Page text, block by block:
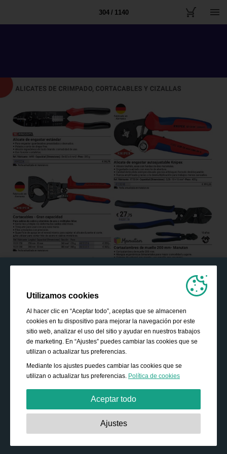
304 / 1140
Utilizamos cookies
Al hacer clic en “Aceptar todo”, aceptas que se almacenen
cookies en tu dispositivo para mejorar la navegación por este
sitio web, analizar el uso del sitio y ayudar en nuestros trabajos
de marketing. En “Ajustes” puedes cambiar las cookies que se
utilizan o actualizar tus preferencias.
Mediante los ajustes puedes cambiar las cookies que se
utilizan o actualizar tus preferencias. Política de cookies
Aceptar todo
Estrictamente necesarias:
para habilitar funciones básicas como la navegación, la
Ajustes